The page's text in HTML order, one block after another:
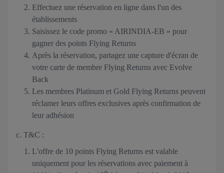
Effectuez une réservation en ligne dans l'un des
établissements
Saisissez le code promo « AIRINDIA-EB » pour
gagner des points Flying Returns
Après la réservation, partagez une capture d'écran de
votre carte de membre Flying Returns avec Evolve
Back
Les membres Platinum et Gold Flying Returns peuvent
réclamer leurs offres exclusives après confirmation de
leur adhésion
c. T&C :
L'offre de 10 points Flying Returns est valable
uniquement pour les réservations avec paiement à